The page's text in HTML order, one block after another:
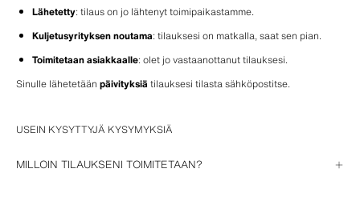
Lähetetty: tilaus on jo lähtenyt toimipaikastamme.
Kuljetusyrityksen noutama: tilauksesi on matkalla, saat sen pian.
Toimitetaan asiakkaalle: olet jo vastaanottanut tilauksesi.
Sinulle lähetetään päivityksiä tilauksesi tilasta sähköpostitse.
USEIN KYSYTTYJÄ KYSYMYKSIÄ
MILLOIN TILAUKSENI TOIMITETAAN?